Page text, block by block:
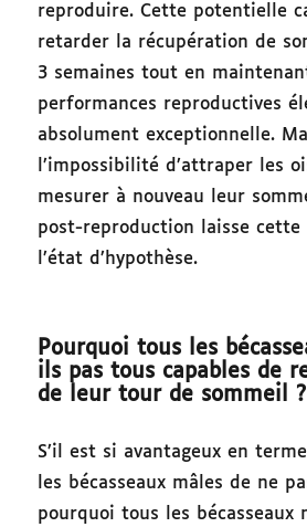
reproduire. Cette potentielle
retarder la récupération de
3 semaines tout en
performances reproductives
absolument exceptionnelle.
l’impossibilité d’attraper les
mesurer à nouveau leur
post-reproduction laisse cette
l’état d’hypothèse.
Pourquoi tous les
ils pas tous capables de
de leur tour de sommeil ?
S’il est si avantageux en
les bécasseaux mâles de ne
pourquoi tous les